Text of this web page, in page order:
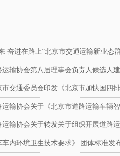
奋进在路上”北京市交通运输新业态
运输协会第八届理事会负责人候选人
市交通委员会印发《北京市加快国四
运输协会关于《北京市道路运输车辆
运输协会关于转发关于组织开展道路
车内环境卫生技术要求》 团体标准发